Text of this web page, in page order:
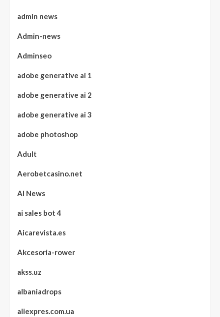
admin news
Admin-news
Adminseo
adobe generative ai 1
adobe generative ai 2
adobe generative ai 3
adobe photoshop
Adult
Aerobetcasino.net
AI News
ai sales bot 4
Aicarevista.es
Akcesoria-rower
akss.uz
albaniadrops
aliexpres.com.ua